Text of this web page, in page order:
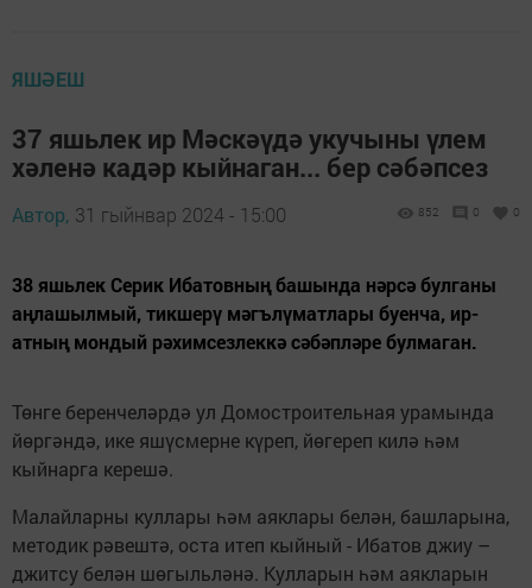
ЯШӘЕШ
37 яшьлек ир Мәскәүдә укучыны үлем
хәленә кадәр кыйнаган... бер сәбәпсез
Автор, 31 гыйнвар 2024 - 15:00 852 0 0
38 яшьлек Серик Ибатовның башында нәрсә булганы
аңлашылмый, тикшерү мәгълүматлары буенча, ир-
атның мондый рәхимсезлеккә сәбәпләре булмаган.
Төнге беренчеләрдә ул Домостроительная урамында
йөргәндә, ике яшүсмерне күреп, йөгереп килә һәм
кыйнарга керешә.
Малайларны куллары һәм аяклары белән, башларына,
методик рәвештә, оста итеп кыйный - Ибатов джиу –
джитсу белән шөгыльләнә. Кулларын һәм аякларын